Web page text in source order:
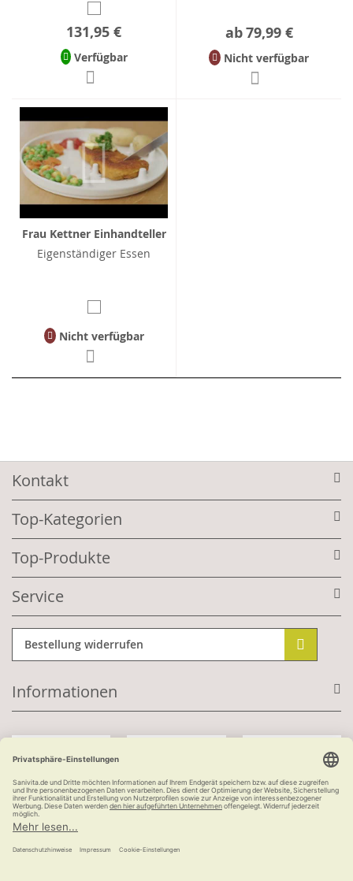
131,95 €
Verfügbar
ab79,99 €
Nicht verfügbar
Frau Kettner Einhandteller
Eigenständiger Essen
Nicht verfügbar
Kontakt
Top-Kategorien
Top-Produkte
Service
Bestellung widerrufen
Informationen
Kauf auf Rechnung